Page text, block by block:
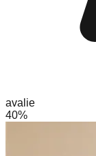
avalie
40%